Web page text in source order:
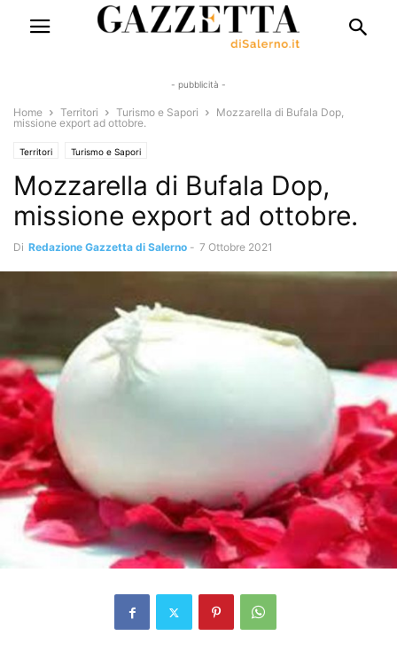
- pubblicità -
Home Territori Turismo e Sapori
Mozzarella di Bufala Dop,
missione export ad ottobre.
Territori Turismo e Sapori
Mozzarella di Bufala Dop,
missione export ad ottobre.
Di Redazione Gazzetta di Salerno - 7 Ottobre 2021